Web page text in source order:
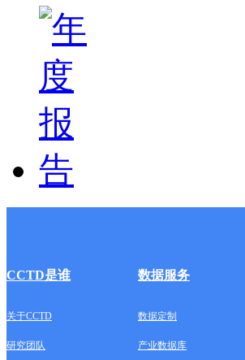
CCTD是谁 数据服务
关于CCTD 数据定制
研究团队 产业数据库